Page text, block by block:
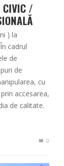
CIVIC /
) la
cadrul
de
de
cu
accesarea,
de calitate.
0